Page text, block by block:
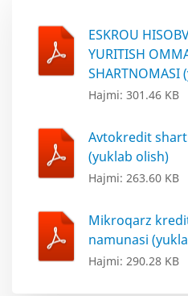
ESKROU
YURITISH
Hajmi: 301.46 KB
Avtokredit
(yuklab olish)
Hajmi: 263.60 KB
Mikroqarz
namunasi
Hajmi: 290.28 KB